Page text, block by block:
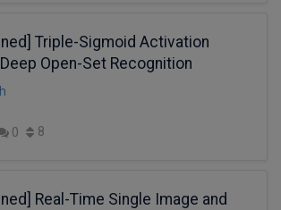
Triple-Sigmoid Activation
Open-Set Recognition
0 8
Real-Time Single Image and